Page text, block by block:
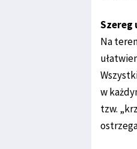
Szereg
Na
w
tzw.